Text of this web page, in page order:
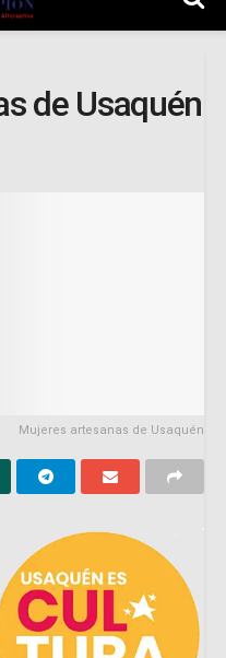
de Usaquén
Mujeres artesanas de Usaquén